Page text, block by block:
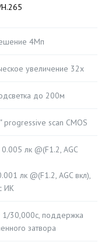
4Мп
увеличение 32х
до 200м
progressive scan CMOS
0.005 лк @(F1.2, AGC
лк @(F1.2, AGC вкл),
ИК
1/30,000с, поддержка
затвора